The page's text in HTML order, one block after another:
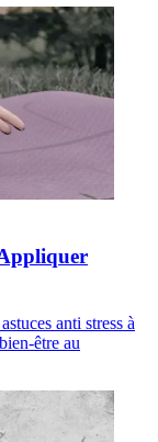
anti stress à
être au